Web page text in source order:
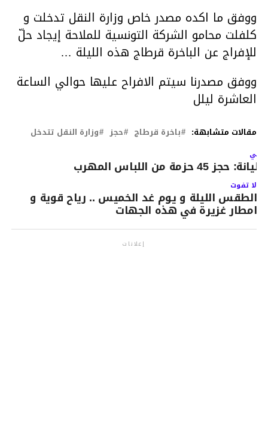
ووفق ما اكده مصدر خاص وزارة النقل تدخلت و
كلفلت محامو الشركة التونسية للملاحة إيجاد حلّ
للإفراج عن الباخرة قرطاج هذه الليلة …
ووفق مصدرنا سيتم الافراح عليها حوالي الساعة
العاشرة ليلل
مقالات متشابهة: باخرة قرطاج حجز وزارة النقل تتدخل
حجز 45 حزمة من اللباس المهرب
لا تفوت
الطقس الليلة و يوم غد الخميس .. رياح قوية و
امطار غزيرة في هذه الجهات
إعلانات